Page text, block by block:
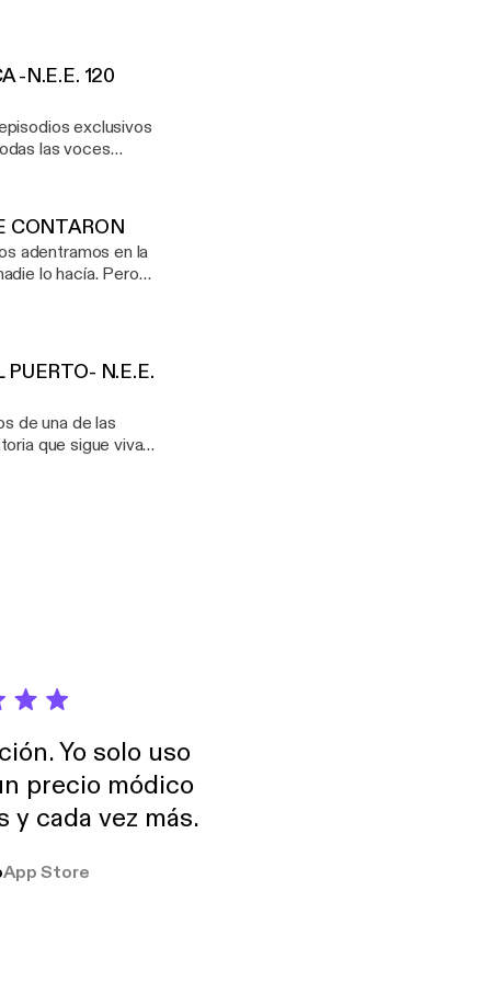
-N.E.E. 120
exclusivos
las voces
en
antes que
en
CONTARON
hacía. Pero
N.E.E.
que sigue viva
Yo solo uso
precio módico
y cada vez más.
App Store